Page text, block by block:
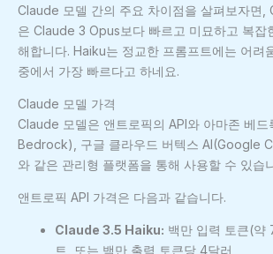
Claude 모델 간의 주요 차이점을 살펴보자면
은 Claude 3 Opus보다 빠르고 미묘하고 복잡
해합니다. Haiku는 정교한 프롬프트에는 어려
중에서 가장 빠르다고 하네요.
Claude 모델 가격
Claude 모델은 앤트로픽의 API와 아마존 베드
Bedrock), 구글 클라우드 버텍스 AI(Google
와 같은 관리형 플랫폼을 통해 사용할 수 있습
앤트로픽 API 가격은 다음과 같습니다.
Claude 3.5 Haiku: 백만 입력 토큰(약
트, 또는 백만 출력 토큰당 4달러